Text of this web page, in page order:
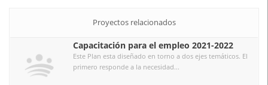
Proyectos relacionados
Capacitación para el empleo 2021-2022
Este Plan esta diseñado en torno a dos ejes temáticos. El
primero responde a la necesidad...